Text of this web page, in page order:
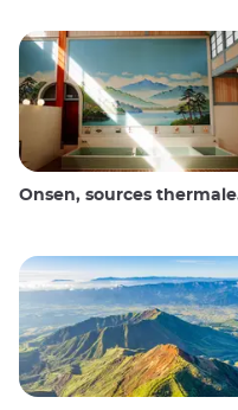
Onsen, sources thermales et bains publics